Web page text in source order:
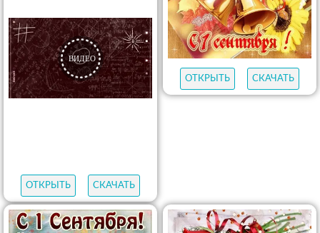
ОТКРЫТЬ СКАЧАТЬ
ОТКРЫТЬ СКАЧАТЬ